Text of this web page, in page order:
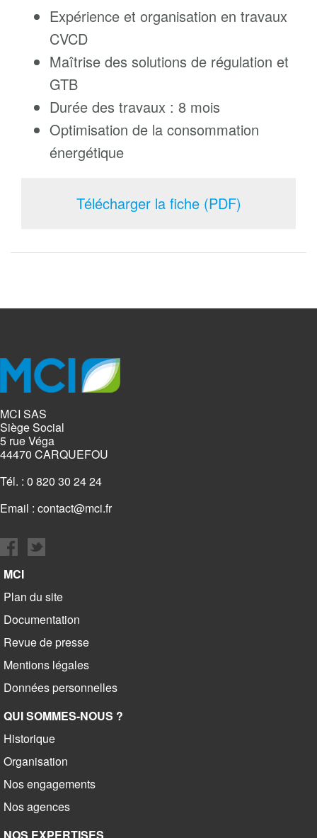
Expérience et organisation en travaux
CVCD
Maîtrise des solutions de régulation et
GTB
Durée des travaux : 8 mois
Optimisation de la consommation
énergétique
Télécharger la fiche (PDF)
MCI SAS
Siège Social
5 rue Véga
44470 CARQUEFOU
Tél. : 0 820 30 24 24
Email : contact@mci.fr
MCI
Plan du site
Documentation
Revue de presse
Mentions légales
Données personnelles
QUI SOMMES-NOUS ?
Historique
Organisation
Nos engagements
Nos agences